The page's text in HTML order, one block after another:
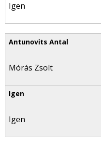
Igen
Mórás Zsolt
Igen